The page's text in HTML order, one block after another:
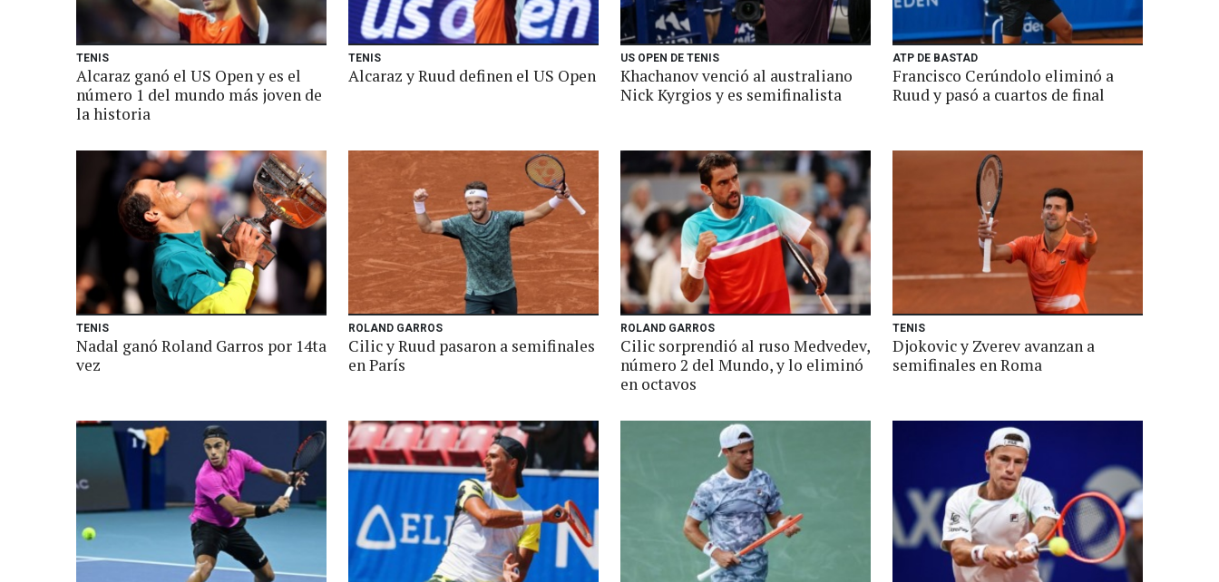
TENIS
Alcaraz ganó el US Open y es el
número 1 del mundo más joven de
la historia
TENIS
Alcaraz y Ruud definen el US Open
US OPEN DE TENIS
Khachanov venció al australiano
Nick Kyrgios y es semifinalista
ATP DE BASTAD
Francisco Cerúndolo eliminó a
Ruud y pasó a cuartos de final
TENIS
Nadal ganó Roland Garros por 14ta
vez
ROLAND GARROS
Cilic y Ruud pasaron a semifinales
en París
ROLAND GARROS
Cilic sorprendió al ruso Medvedev,
número 2 del Mundo, y lo eliminó
en octavos
TENIS
Djokovic y Zverev avanzan a
semifinales en Roma